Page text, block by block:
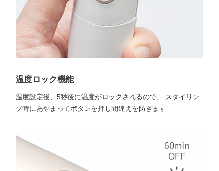
温度ロック機能
温度設定後、5秒後に温度がロックされるので、 スタイリン
グ時にあやまってボタンを押し間違えを防ぎます